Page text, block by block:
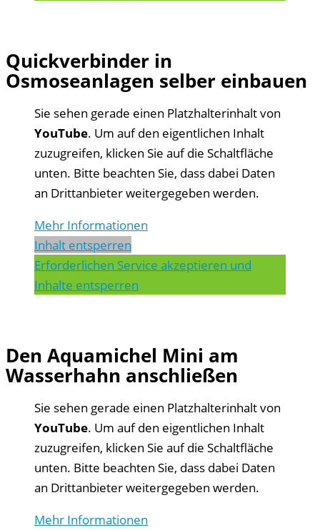
Quickverbinder in
Osmoseanlagen selber einbauen
Sie sehen gerade einen Platzhalterinhalt von
YouTube. Um auf den eigentlichen Inhalt
zuzugreifen, klicken Sie auf die Schaltfläche
unten. Bitte beachten Sie, dass dabei Daten
an Drittanbieter weitergegeben werden.
Mehr Informationen
Inhalt entsperren
Erforderlichen Service akzeptieren und
Inhalte entsperren
Den Aquamichel Mini am
Wasserhahn anschließen
Sie sehen gerade einen Platzhalterinhalt von
YouTube. Um auf den eigentlichen Inhalt
zuzugreifen, klicken Sie auf die Schaltfläche
unten. Bitte beachten Sie, dass dabei Daten
an Drittanbieter weitergegeben werden.
Mehr Informationen